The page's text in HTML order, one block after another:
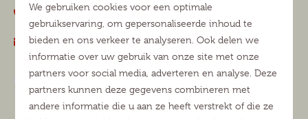
+31 (0)13 5111363
info@duinhoeve.nl
App met ons
We gebruiken cookies voor een optimale
gebruikservaring, om gepersonaliseerde inhoud te
bieden en ons verkeer te analyseren. Ook delen we
informatie over uw gebruik van onze site met onze
partners voor social media, adverteren en analyse. Deze
partners kunnen deze gegevens combineren met
andere informatie die u aan ze heeft verstrekt of die ze